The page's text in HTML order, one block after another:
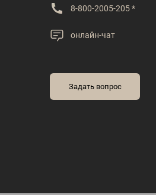
8-800-2005-205 *
онлайн-чат
Задать вопрос